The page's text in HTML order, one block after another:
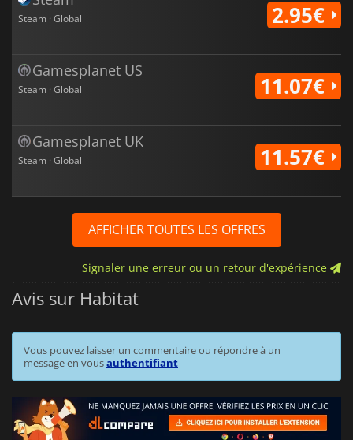
Steam · Global 2.95€
Gamesplanet US
Steam · Global 11.07€
Gamesplanet UK
Steam · Global 11.57€
AFFICHER TOUTES LES OFFRES
Signaler une erreur ou un retour d'expérience
Avis sur Habitat
Vous pouvez laisser un commentaire ou répondre à un
message en vousauthentifiant